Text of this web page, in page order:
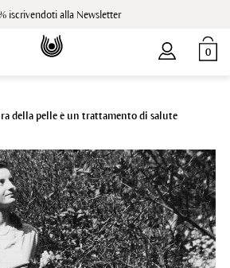
iscrivendoti alla Newsletter
0
della pelle è un trattamento di salute